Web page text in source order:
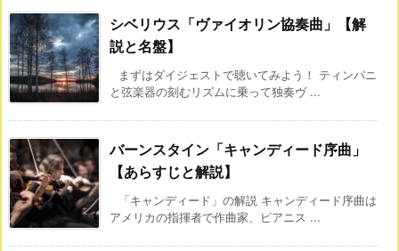
シベリウス「ヴァイオリン協奏曲」【解
説と名盤】
まずはダイジェストで聴いてみよう！ ティンパニ
と弦楽器の刻むリズムに乗って独奏ヴ ...
バーンスタイン「キャンディード序曲」
【あらすじと解説】
「キャンディード」の解説 キャンディード序曲は
アメリカの指揮者で作曲家、ピアニス ...